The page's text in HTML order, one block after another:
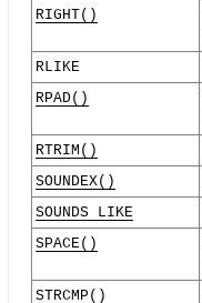
RIGHT()
RLIKE
RPAD()
RTRIM()
SOUNDEX()
SOUNDS LIKE
SPACE()
STRCMP()